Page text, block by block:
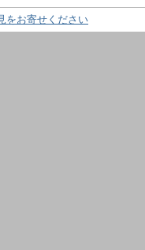
をお寄せください